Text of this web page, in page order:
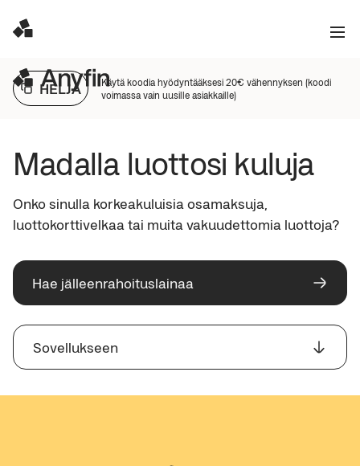
HELJA
Käytä koodia hyödyntääksesi 20€ vähennyksen (koodi
voimassa vain uusille asiakkaille)
Madalla luottosi kuluja
Onko sinulla korkeakuluisia osamaksuja,
luottokorttivelkaa tai muita vakuudettomia luottoja?
Hae jälleenrahoituslainaa
Sovellukseen